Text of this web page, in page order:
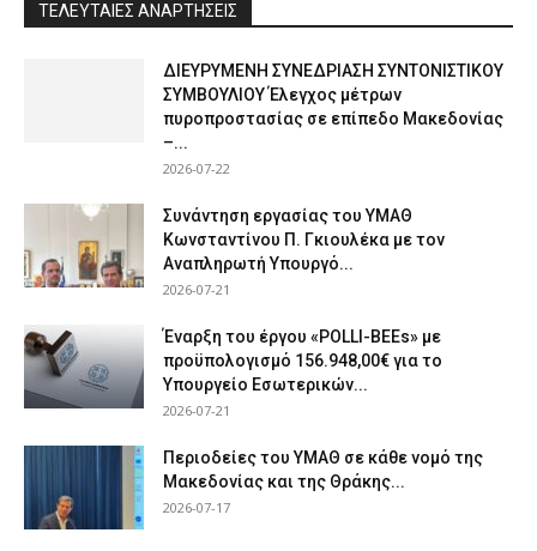
ΤΕΛΕΥΤΑΙΕΣ ΑΝΑΡΤΗΣΕΙΣ
ΔΙΕΥΡΥΜΕΝΗ ΣΥΝΕΔΡΙΑΣΗ ΣΥΝΤΟΝΙΣΤΙΚΟΥ
ΣΥΜΒΟΥΛΙΟΥ Έλεγχος μέτρων
πυροπροστασίας σε επίπεδο Μακεδονίας
–...
2026-07-22
Συνάντηση εργασίας του ΥΜΑΘ
Κωνσταντίνου Π. Γκιουλέκα με τον
Αναπληρωτή Υπουργό...
2026-07-21
Έναρξη του έργου «POLLI-BEEs» με
προϋπολογισμό 156.948,00€ για το
Υπουργείο Εσωτερικών...
2026-07-21
Περιοδείες του ΥΜΑΘ σε κάθε νομό της
Μακεδονίας και της Θράκης...
2026-07-17